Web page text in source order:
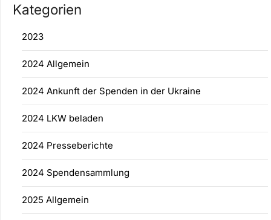
Kategorien
2023
2024 Allgemein
2024 Ankunft der Spenden in der Ukraine
2024 LKW beladen
2024 Presseberichte
2024 Spendensammlung
2025 Allgemein